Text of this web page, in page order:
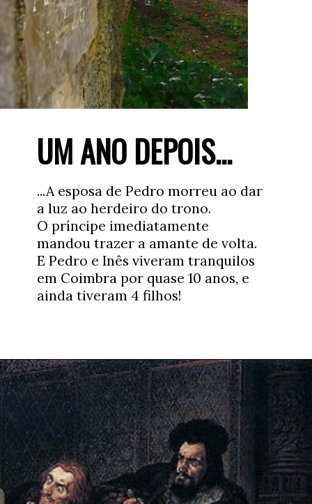
UM ANO DEPOIS...
...A esposa de Pedro morreu ao dar
a luz ao herdeiro do trono.
O príncipe imediatamente
mandou trazer a amante de volta.
E Pedro e Inês viveram tranquilos
em Coimbra por quase 10 anos, e
ainda tiveram 4 filhos!